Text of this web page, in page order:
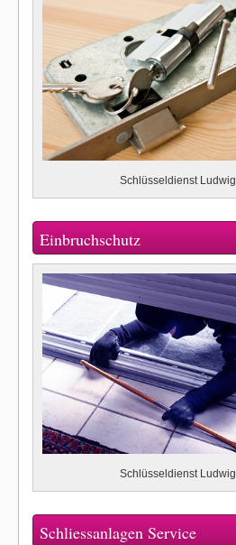
Schlüsseldienst Ludwig
Einbruchschutz
Schlüsseldienst Ludwig
Schliessanlagen Service